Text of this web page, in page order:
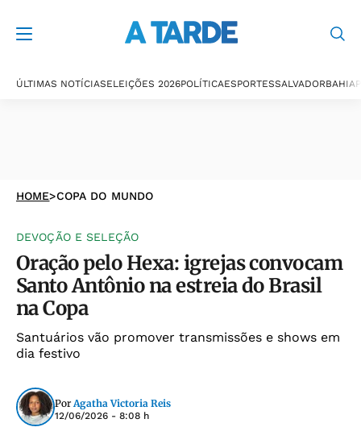
ÚLTIMAS NOTÍCIASELEIÇÕES 2026POLÍTICAESPORTESSALVADORBAHIA
HOME>COPA DO MUNDO
DEVOÇÃO E SELEÇÃO
Oração pelo Hexa: igrejas convocam
Santo Antônio na estreia do Brasil
na Copa
Santuários vão promover transmissões e shows em
dia festivo
Por Agatha Victoria Reis
12/06/2026 - 8:08 h